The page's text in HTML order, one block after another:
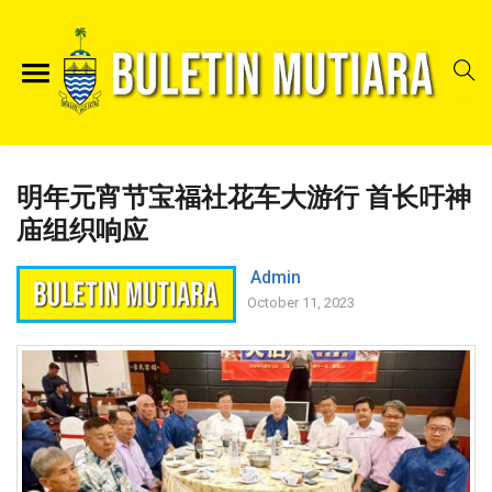
明年元宵节宝福社花车大游行 首长吁神
庙组织响应
Admin
October 11, 2023